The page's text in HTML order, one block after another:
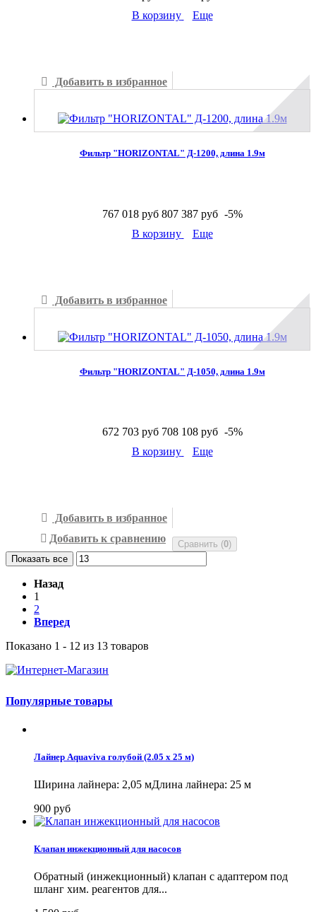
В корзину
Еще
Добавить в избранное
Фильтр "HORIZONTAL" Д-1200, длина 1.9м
767 018 руб 807 387 руб -5%
В корзину
Еще
Добавить в избранное
Фильтр "HORIZONTAL" Д-1050, длина 1.9м
672 703 руб 708 108 руб -5%
В корзину
Еще
Добавить в избранное
Добавить к сравнению
Сравнить (0)
Показать все
Назад
1
2
Вперед
Показано 1 - 12 из 13 товаров
Популярные товары
Лайнер Aquaviva голубой (2.05 x 25 м)
Ширина лайнера: 2,05 мДлина лайнера: 25 м
900 руб
Клапан инжекционный для насосов
Обратный (инжекционный) клапан с адаптером под
шланг хим. реагентов для...